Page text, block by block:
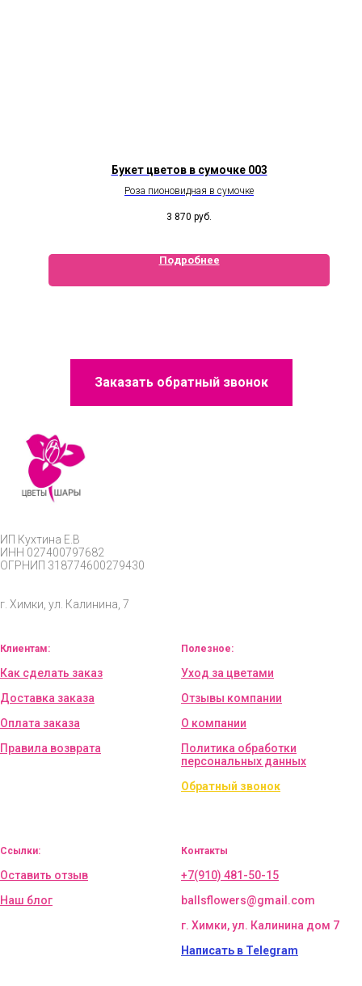
Букет цветов в сумочке 003
Роза пионовидная в сумочке
3 870 руб.
Подробнее
Заказать обратный звонок
ИП Кухтина Е.В
ИНН 027400797682
ОГРНИП 318774600279430
г. Химки, ул. Калинина, 7
Клиентам:
Как сделать заказ
Доставка заказа
Оплата заказа
Правила возврата
Полезное:
Уход за цветами
Отзывы компании
О компании
Политика обработки
персональных данных
Обратный звонок
Ссылки:
Оставить отзыв
Наш блог
Контакты
+7(910) 481-50-15
ballsflowers@gmail.com
г. Химки, ул. Калинина дом 7
Написать в Telegram